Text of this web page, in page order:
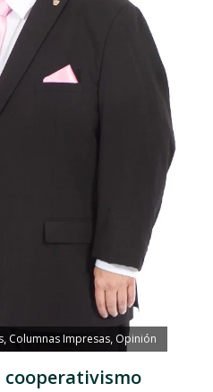
, Columnas Impresas, Opinión